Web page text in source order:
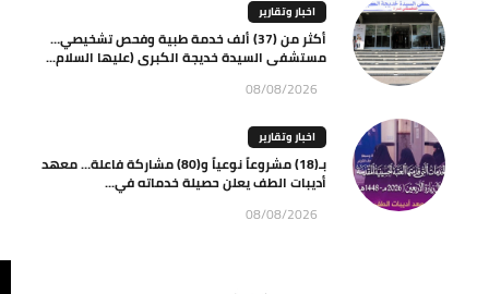
اخبار وتقارير
أكثر من (37) ألف خدمة طبية وفحص تشخيصي…
مستشفى السيدة خديجة الكبرى (عليها السلام...
08/08/2026
اخبار وتقارير
بـ(18) مشروعاً نوعياً و(80) مشاركة فاعلة… معهد
أديبات الطف يعلن حصيلة خدماته في...
08/08/2026